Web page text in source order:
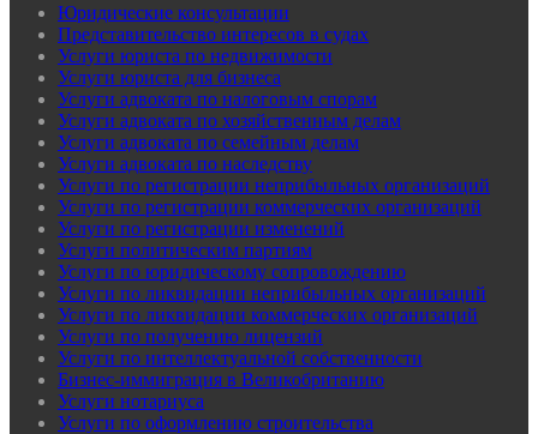
Юридические консультации
Представительство интересов в судах
Услуги юриста по недвижимости
Услуги юриста для бизнеса
Услуги адвоката по налоговым спорам
Услуги адвоката по хозяйственным делам
Услуги адвоката по семейным делам
Услуги адвоката по наследству
Услуги по регистрации неприбыльных организаций
Услуги по регистрации коммерческих организаций
Услуги по регистрации изменений
Услуги политическим партиям
Услуги по юридическому сопровождению
Услуги по ликвидации неприбыльных организаций
Услуги по ликвидации коммерческих организаций
Услуги по получению лицензий
Услуги по интеллектуальной собственности
Бизнес-иммиграция в Великобританию
Услуги нотариуса
Услуги по оформлению строительства